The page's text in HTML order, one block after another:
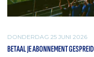
DONDERDAG 25 JUNI 2026
BETAAL JE ABONNEMENT GESPREID